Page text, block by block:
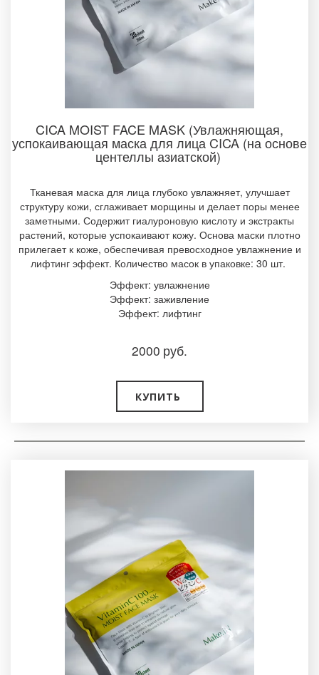
CICA MOIST FACE MASK (Увлажняющая,
успокаивающая маска для лица CICA (на основе
центеллы азиатской)
Тканевая маска для лица глубоко увлажняет, улучшает
структуру кожи, сглаживает морщины и делает поры менее
заметными. Содержит гиалуроновую кислоту и экстракты
растений, которые успокаивают кожу. Основа маски плотно
прилегает к коже, обеспечивая превосходное увлажнение и
лифтинг эффект. Количество масок в упаковке: 30 шт.
Эффект: увлажнение
Эффект: заживление
Эффект: лифтинг
2000 руб.
КУПИТЬ